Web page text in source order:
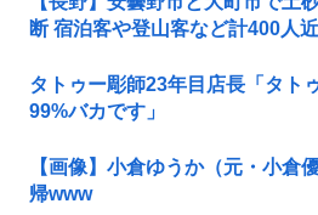
断 宿泊客や登山客など計400人
タトゥー彫師23年目店長「タト
99%バカです」
【画像】小倉ゆうか（元・小倉
帰www